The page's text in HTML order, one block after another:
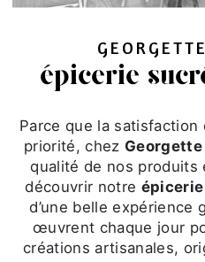
épicerie
Parce que la
priorité, chez
qualité de nos produits
découvrir notre
d’une belle expérience
œuvrent chaque jour
créations artisanales,